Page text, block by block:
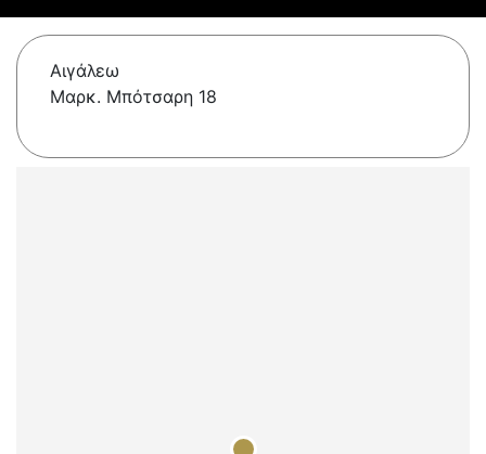
Αιγάλεω
Μαρκ. Μπότσαρη 18